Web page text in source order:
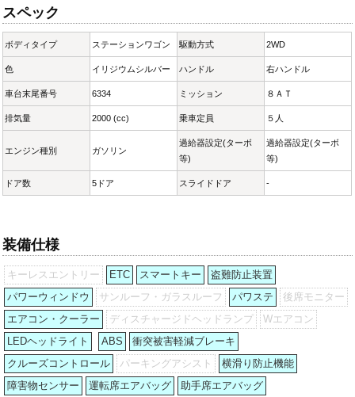
スペック
ボディタイプ ステーションワゴン 駆動方式 2WD
色 イリジウムシルバー ハンドル 右ハンドル
車台末尾番号 6334 ミッション ８ＡＴ
排気量 2000 (cc) 乗車定員 ５人
エンジン種別 ガソリン
過給器設定(ターボ
等)
過給器設定(ターボ
等)
ドア数 5ドア スライドドア -
装備仕様
キーレスエントリー ETC スマートキー
盗難防止装置
パワーウィンドウ
サンルーフ・ガラスルーフ パワステ
後席モニター
エアコン・クーラー
ディスチャージドヘッドランプ
Wエアコン
LEDヘッドライト
ABS
衝突被害軽減ブレーキ
クルーズコントロール
パーキングアシスト
横滑り防止機能
障害物センサー
運転席エアバッグ
助手席エアバッグ